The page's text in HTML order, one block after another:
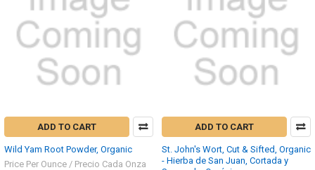
ADD TO CART
Wild Yam Root Powder, Organic
Price Per Ounce / Precio Cada Onza
ADD TO CART
St. John's Wort, Cut & Sifted, Organic
- Hierba de San Juan, Cortada y